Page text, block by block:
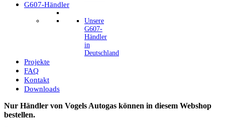
G607-Händler
Unsere
G607-
Händler
in
Deutschland
Projekte
FAQ
Kontakt
Downloads
Nur Händler von Vogels Autogas können in diesem Webshop
bestellen.